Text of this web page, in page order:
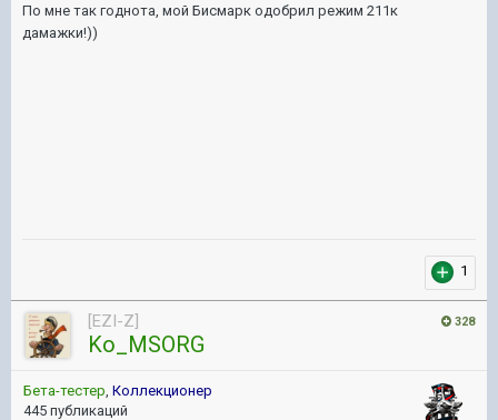
По мне так годнота, мой Бисмарк одобрил режим 211к
дамажки!))
1
328
[EZI-Z]
Ko_MSORG
Бета-тестер Коллекционер
445 публикаций